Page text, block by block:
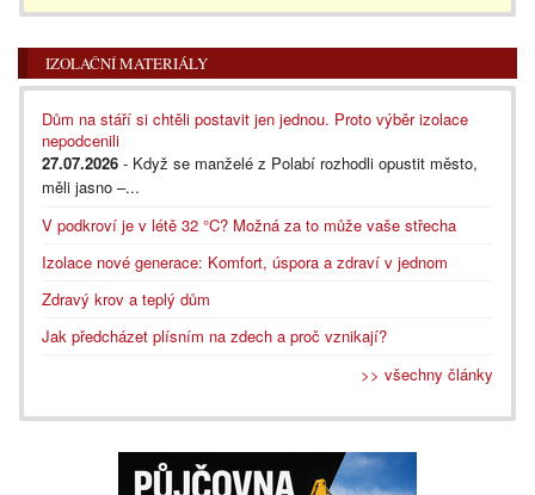
IZOLAČNÍ MATERIÁLY
Dům na stáří si chtěli postavit jen jednou. Proto výběr izolace
nepodcenili
27.07.2026 - Když se manželé z Polabí rozhodli opustit město,
měli jasno –...
V podkroví je v létě 32 °C? Možná za to může vaše střecha
Izolace nové generace: Komfort, úspora a zdraví v jednom
Zdravý krov a teplý dům
Jak předcházet plísním na zdech a proč vznikají?
>> všechny články